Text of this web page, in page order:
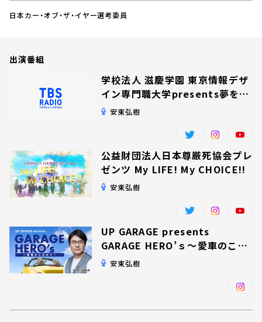
TBS Podcast
YouTube
日本カー・オブ・ザ・イヤー選考委員
出演番組
学校法人 滋慶学園 東京情報デザ
イン専門職大学presents夢を追
いかけて！
安東弘樹
公益財団法人日本尊厳死協会プレ
ゼンツ My LIFE! My CHOICE!!
安東弘樹
UP GARAGE presents
GARAGE HERO’ｓ～愛車のこだ
わり～
安東弘樹